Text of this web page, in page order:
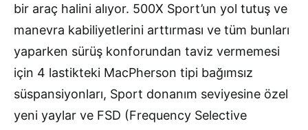
bir araç halini alıyor. 500X Sport’un yol tutuş ve
manevra kabiliyetlerini arttırması ve tüm bunları
yaparken sürüş konforundan taviz vermemesi
için 4 lastikteki MacPherson tipi bağımsız
süspansiyonları, Sport donanım seviyesine özel
yeni yaylar ve FSD (Frequency Selective